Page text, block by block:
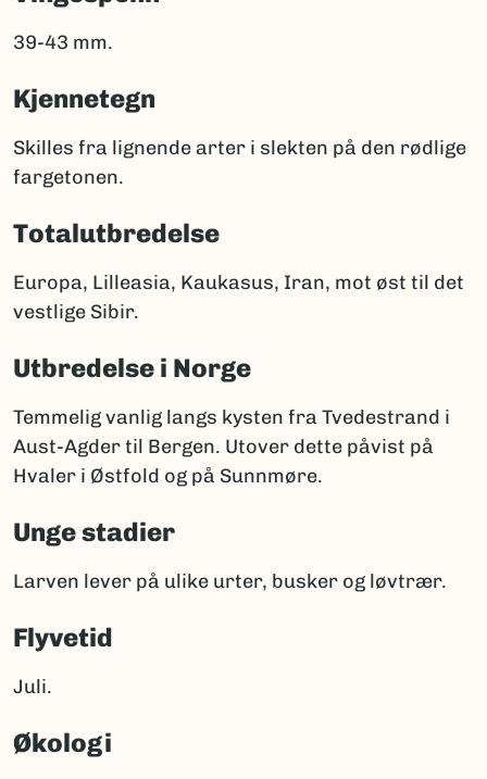
39-43 mm.
Kjennetegn
Skilles fra lignende arter i slekten på den rødlige
fargetonen.
Totalutbredelse
Europa, Lilleasia, Kaukasus, Iran, mot øst til det
vestlige Sibir.
Utbredelse i Norge
Temmelig vanlig langs kysten fra Tvedestrand i
Aust-Agder til Bergen. Utover dette påvist på
Hvaler i Østfold og på Sunnmøre.
Unge stadier
Larven lever på ulike urter, busker og løvtrær.
Flyvetid
Juli.
Økologi